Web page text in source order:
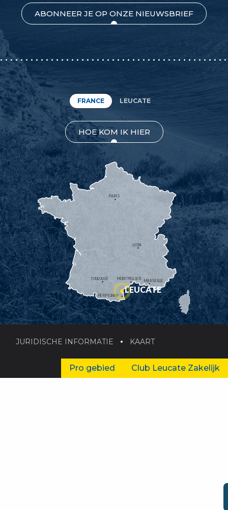
ABONNEER JE OP ONZE NIEUWSBRIEF
FRANCE LEUCATE
HOE KOM IK HIER
MONTPELLIER
PERPIGNAN
MARSEILLE
TOULOUSE
LYON
PARIS
LEUCATE
JURIDISCHE INFORMATIE KAART
Pro gebied Club Leucate Zakelijk